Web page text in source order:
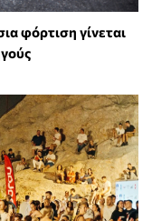
φόρτιση γίνεται